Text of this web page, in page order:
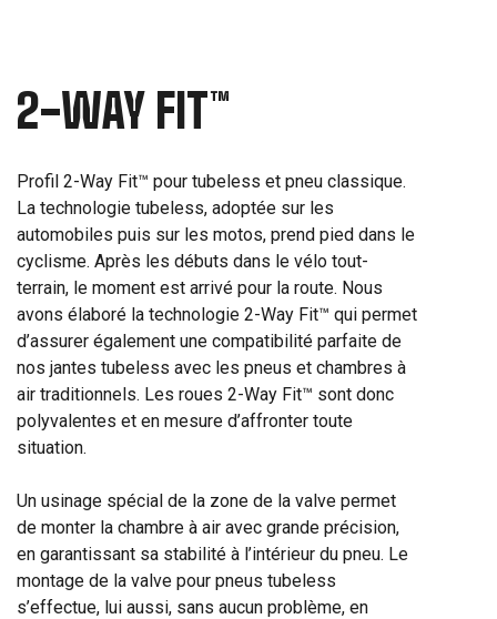
2-WAY FIT™
Profil 2-Way Fit™ pour tubeless et pneu classique.
La technologie tubeless, adoptée sur les
automobiles puis sur les motos, prend pied dans le
cyclisme. Après les débuts dans le vélo tout-
terrain, le moment est arrivé pour la route. Nous
avons élaboré la technologie 2-Way Fit™ qui permet
d’assurer également une compatibilité parfaite de
nos jantes tubeless avec les pneus et chambres à
air traditionnels. Les roues 2-Way Fit™ sont donc
polyvalentes et en mesure d’affronter toute
situation.
Un usinage spécial de la zone de la valve permet
de monter la chambre à air avec grande précision,
en garantissant sa stabilité à l’intérieur du pneu. Le
montage de la valve pour pneus tubeless
s’effectue, lui aussi, sans aucun problème, en